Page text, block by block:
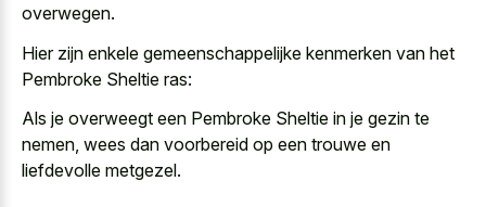
overwegen.
Hier zijn enkele gemeenschappelijke kenmerken van het
Pembroke Sheltie ras:
Als je overweegt een Pembroke Sheltie in je gezin te
nemen, wees dan voorbereid op een trouwe en
liefdevolle metgezel.